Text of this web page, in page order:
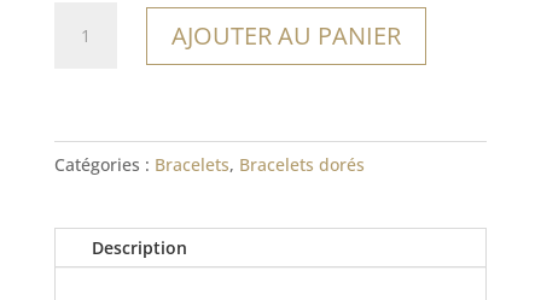
AJOUTER AU PANIER
Catégories : Bracelets, Bracelets dorés
Description